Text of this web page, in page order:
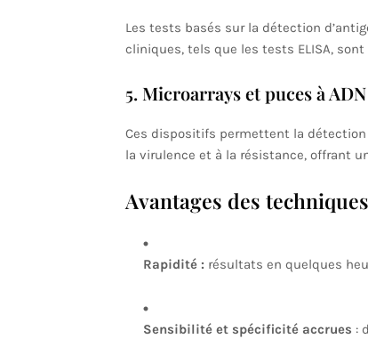
Les tests basés sur la détection
cliniques, tels que les tests ELISA,
5. Microarrays et puces à ADN
Ces dispositifs permettent la
la virulence et à la résistance, offrant
Avantages des
Rapidité : résultats en quelques
Sensibilité et spécificité accrues :